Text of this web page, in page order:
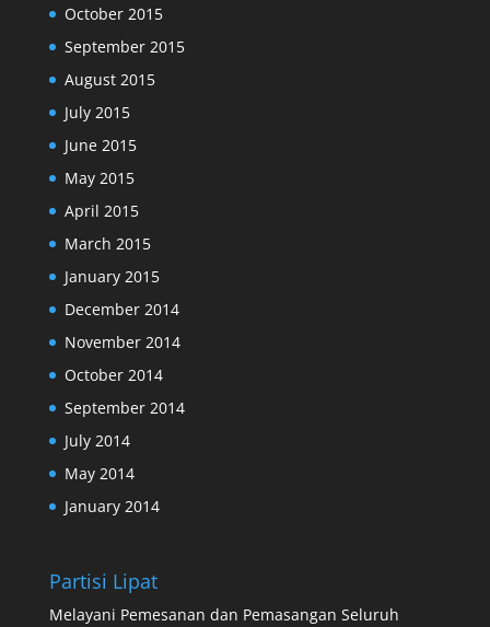
October 2015
September 2015
August 2015
July 2015
June 2015
May 2015
April 2015
March 2015
January 2015
December 2014
November 2014
October 2014
September 2014
July 2014
May 2014
January 2014
Partisi Lipat
Melayani Pemesanan dan Pemasangan Seluruh